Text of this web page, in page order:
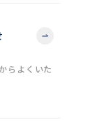
らよくいた